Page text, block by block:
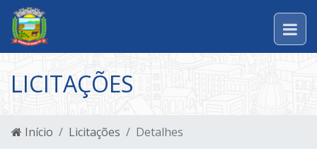
LICITAÇÕES
Início Licitações Detalhes